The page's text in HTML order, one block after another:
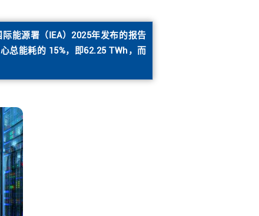
能源署（IEA）2025年发布的报告
总能耗的 15%，即62.25 TWh，而